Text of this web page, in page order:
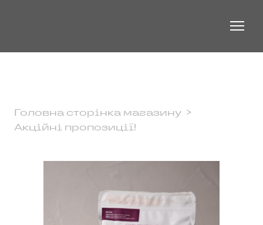
Головна сторінка магазину
Акційні пропозиції!